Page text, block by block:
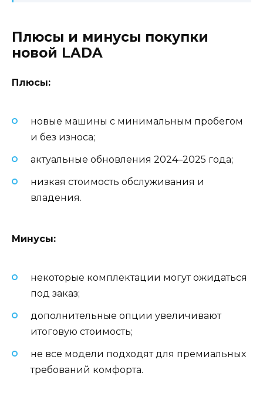
Плюсы и минусы покупки
новой LADA
Плюсы:
новые машины с минимальным пробегом
и без износа;
актуальные обновления 2024–2025 года;
низкая стоимость обслуживания и
владения.
Минусы:
некоторые комплектации могут ожидаться
под заказ;
дополнительные опции увеличивают
итоговую стоимость;
не все модели подходят для премиальных
требований комфорта.